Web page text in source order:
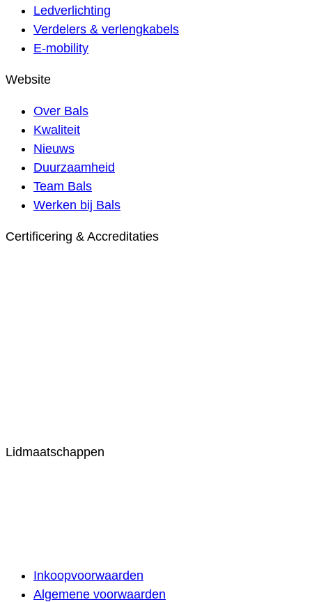
Ledverlichting
Verdelers & verlengkabels
E-mobility
Website
Over Bals
Kwaliteit
Nieuws
Duurzaamheid
Team Bals
Werken bij Bals
Certificering & Accreditaties
Lidmaatschappen
Inkoopvoorwaarden
Algemene voorwaarden